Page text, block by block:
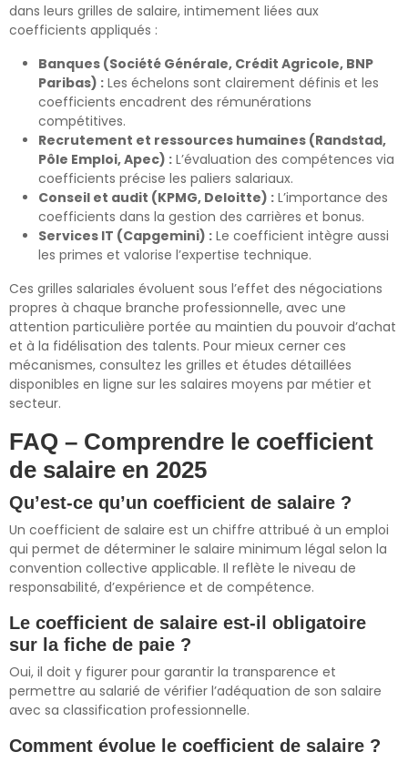
dans leurs grilles de salaire, intimement liées aux
coefficients appliqués :
Banques (Société Générale, Crédit Agricole, BNP
Paribas) : Les échelons sont clairement définis et les
coefficients encadrent des rémunérations
compétitives.
Recrutement et ressources humaines (Randstad,
Pôle Emploi, Apec) : L’évaluation des compétences via
coefficients précise les paliers salariaux.
Conseil et audit (KPMG, Deloitte) : L’importance des
coefficients dans la gestion des carrières et bonus.
Services IT (Capgemini) : Le coefficient intègre aussi
les primes et valorise l’expertise technique.
Ces grilles salariales évoluent sous l’effet des négociations
propres à chaque branche professionnelle, avec une
attention particulière portée au maintien du pouvoir d’achat
et à la fidélisation des talents. Pour mieux cerner ces
mécanismes, consultez les grilles et études détaillées
disponibles en ligne sur les salaires moyens par métier et
secteur.
FAQ – Comprendre le coefficient
de salaire en 2025
Qu’est-ce qu’un coefficient de salaire ?
Un coefficient de salaire est un chiffre attribué à un emploi
qui permet de déterminer le salaire minimum légal selon la
convention collective applicable. Il reflète le niveau de
responsabilité, d’expérience et de compétence.
Le coefficient de salaire est-il obligatoire
sur la fiche de paie ?
Oui, il doit y figurer pour garantir la transparence et
permettre au salarié de vérifier l’adéquation de son salaire
avec sa classification professionnelle.
Comment évolue le coefficient de salaire ?